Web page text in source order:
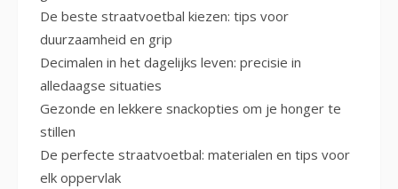
De beste straatvoetbal kiezen: tips voor
duurzaamheid en grip
Decimalen in het dagelijks leven: precisie in
alledaagse situaties
Gezonde en lekkere snackopties om je honger te
stillen
De perfecte straatvoetbal: materialen en tips voor
elk oppervlak